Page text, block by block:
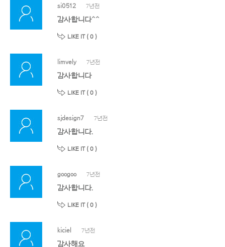
si0512 7년전
감사합니다^^
LIKE IT ( 0 )
limvely 7년전
감사합니다
LIKE IT ( 0 )
sjdesign7 7년전
감사합니다.
LIKE IT ( 0 )
googoo 7년전
감사합니다.
LIKE IT ( 0 )
kiciel 7년전
감사해요